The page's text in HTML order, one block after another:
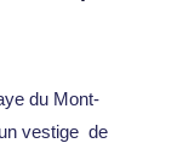
du Mont-
vestige de